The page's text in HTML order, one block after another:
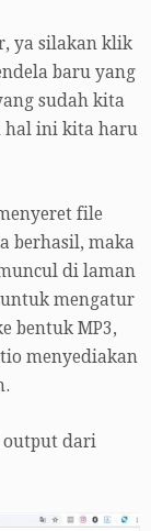
ya silakan klik
baru yang
sudah kita
hal ini kita haru
file
berhasil, maka
di laman
mengatur
bentuk MP3,
menyediakan
output dari